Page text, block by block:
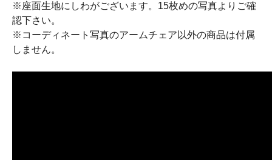
※座面生地にしわがございます。15枚めの写真よりご確
認下さい。
※コーディネート写真のアームチェア以外の商品は付属
しません。